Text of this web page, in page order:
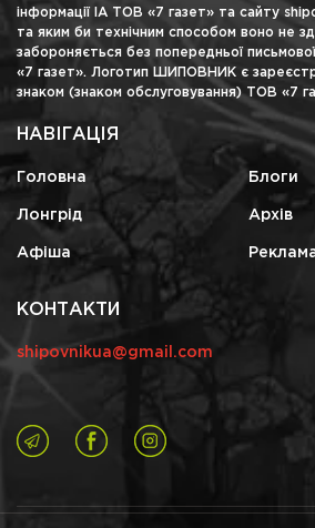
інформації ІА ТОВ «7 газет» та сайту
та яким би технічним способом воно не
забороняється без попередньої
«7 газет». Логотип ШИПОВНИК є
знаком (знаком обслуговування) ТОВ «7
НАВІГАЦІЯ
Головна Блоги
Лонгрід Архів
Афіша
КОНТАКТИ
shipovnikua@gmail.com